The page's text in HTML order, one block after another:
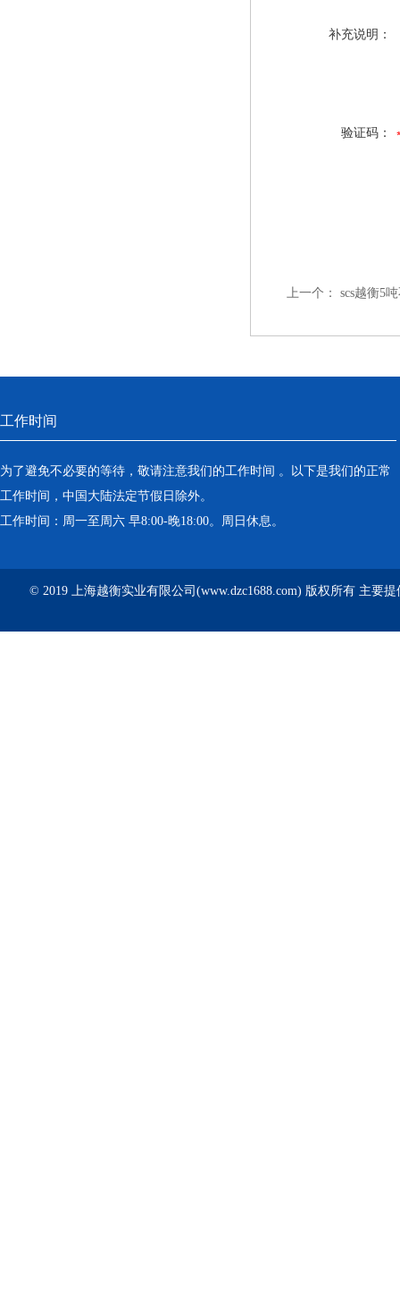
补充说明：
验证码：
上一个： scs越衡5
工作时间
为了避免不必要的等待，敬请注意我们的工作时间 。以下是我们的正常
工作时间，中国大陆法定节假日除外。
工作时间：周一至周六 早8:00-晚18:00。周日休息。
© 2019 上海越衡实业有限公司(www.dzc1688.com) 版权所有 主要提